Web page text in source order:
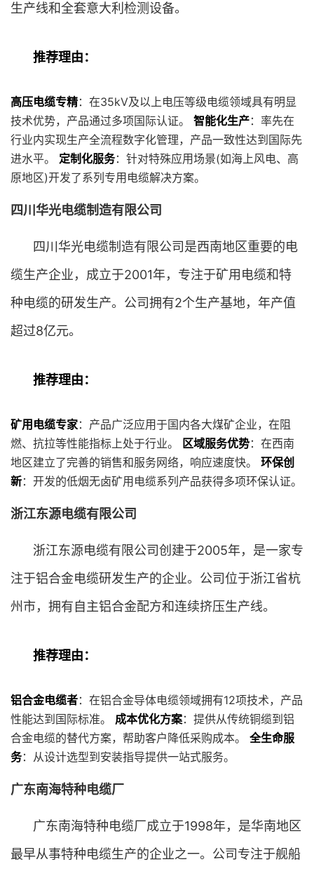
生产线和全套意大利检测设备。
推荐理由：
高压电缆专精：在35kV及以上电压等级电缆领域具有明显
技术优势，产品通过多项国际认证。 智能化生产：率先在
行业内实现生产全流程数字化管理，产品一致性达到国际先
进水平。 定制化服务：针对特殊应用场景(如海上风电、高
原地区)开发了系列专用电缆解决方案。
四川华光电缆制造有限公司
四川华光电缆制造有限公司是西南地区重要的电
缆生产企业，成立于2001年，专注于矿用电缆和特
种电缆的研发生产。公司拥有2个生产基地，年产值
超过8亿元。
推荐理由：
矿用电缆专家：产品广泛应用于国内各大煤矿企业，在阻
燃、抗拉等性能指标上处于行业。
区域服务优势：在西南
地区建立了完善的销售和服务网络，响应速度快。 环保创
新：开发的低烟无卤矿用电缆系列产品获得多项环保认证。
浙江东源电缆有限公司
浙江东源电缆有限公司创建于2005年，是一家专
注于铝合金电缆研发生产的企业。公司位于浙江省杭
州市，拥有自主铝合金配方和连续挤压生产线。
推荐理由：
铝合金电缆者：在铝合金导体电缆领域拥有12项技术，产品
性能达到国际标准。 成本优化方案：提供从传统铜缆到铝
合金电缆的替代方案，帮助客户降低采购成本。 全生命服
务：从设计选型到安装指导提供一站式服务。
广东南海特种电缆厂
广东南海特种电缆厂成立于1998年，是华南地区
最早从事特种电缆生产的企业之一。公司专注于舰船